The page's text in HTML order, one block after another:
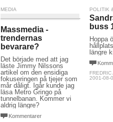
MEDIA
Massmedia -
trendernas
bevarare?
Det började med att jag
läste Jimmy Nilssons
artikel om den ensidiga
fokuseringen på tjejer som
mår dåligt. Igår kunde jag
läsa Metro Gringo på
tunnelbanan. Kommer vi
aldrig längre?
Kommentarer
POLITIK
buss
Hoppa
längre
2001-08-